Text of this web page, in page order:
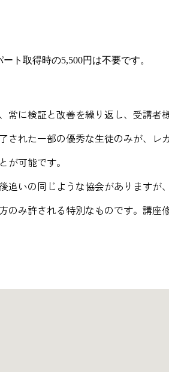
ト取得時の5,500円は不要です。
に検証と改善を繰り返し、受講者
れた一部の優秀な生徒のみが、レ
可能です。
いの同じような協会があります
のみ許される特別なものです。講